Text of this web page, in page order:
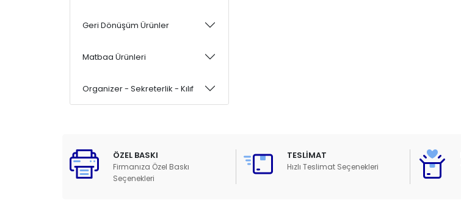
Geri Dönüşüm Ürünler
Matbaa Ürünleri
Organizer - Sekreterlik - Kılıf
ÖZEL BASKI
Firmanıza Özel Baskı
Seçenekleri
TESLİMAT
Hızlı Teslimat Seçenekleri